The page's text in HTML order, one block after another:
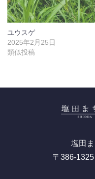
ユウスゲ
2025年2月25日
類似投稿
塩田
〒386-